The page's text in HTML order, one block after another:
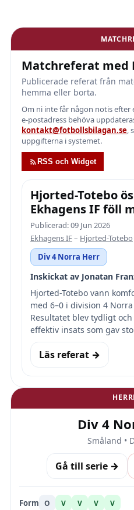
Matchreferat med
Publicerade referat från
hemma eller borta.
Om ni inte får någon notis efter
e-postadress behöva
kontakt@fotbollsbilagan.se,
uppgifterna i systemet.
RSS och Widget
Hjorted-Totebo
Ekhagens IF föll
Publicerad: 09 Jun 2026
Ekhagens IF– Hjorted-Totebo
Div 4 Norra Herr
Inskickat av Jonatan
Hjorted-Totebo vann
med 6–0 i division 4
Resultatet blev tydligt
effektiv insats som gav
Läs referat →
Div 4
Småland •
Gå till serie →
Form O V V V V